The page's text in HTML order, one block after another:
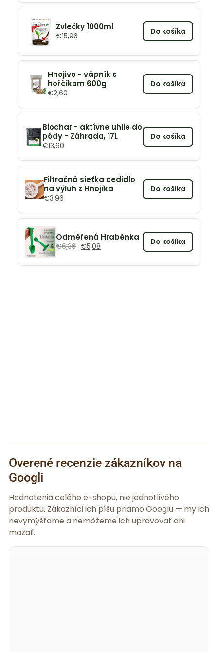
Zvlečky 1000ml
€15,96 Do košíka
Hnojivo - vápník s
hořčíkom 600g
€2,60
Do košíka
Biochar - aktívne uhlie do
pôdy - Záhrada, 17L
€13,60
Do košíka
Filtračná sieťka cedidlo
na výluh z Hnojíka
€3,96
Do košíka
Odměřená Hraběnka
€6,36 €5,08 Do košíka
Overené recenzie zákazníkov na
Googli
Hodnotenia celého e-shopu, nie jednotlivého
produktu. Zákazníci ich píšu priamo Googlu — my ich
nevymýšľame a nemôžeme ich upravovať ani
mazať.